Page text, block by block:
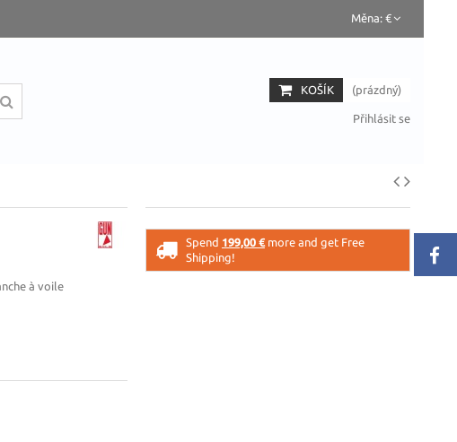
Měna: €
KOŠÍK (prázdný)
Přihlásit se
à voile
Spend 199,00 €more and get Free
Shipping!